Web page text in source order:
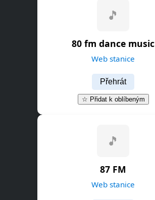
🎵
80 fm dance music
Web stanice
Přehrát
☆ Přidat k oblíbeným
🎵
87 FM
Web stanice